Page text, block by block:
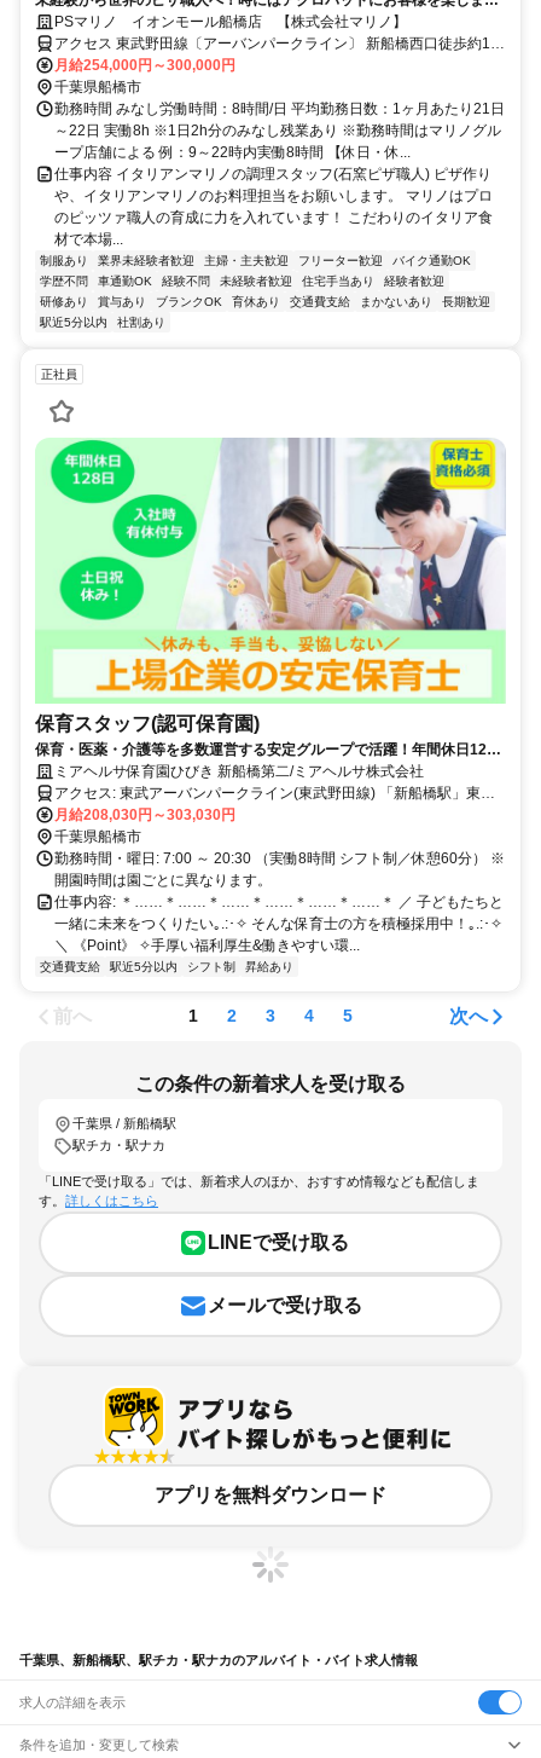
るエンターテイメントな調理staff
PSマリノ イオンモール船橋店 【株式会社マリノ】
アクセス 東武野田線〔アーバンパークライン〕 新船橋西口徒歩約1
分、東葉高速線 東海神T4口徒歩約9分、京成本線 海神徒歩約16分
「新船橋駅」スグ ※車通勤可（店舗による）【受動喫煙防止措置】
敷地内禁煙 （喫煙所/勤務地により異なる）
月給254,000円～300,000円
千葉県船橋市
勤務時間 みなし労働時間：8時間/日 平均勤務日数：1ヶ月あたり21日
～22日 実働8h ※1日2h分のみなし残業あり ※勤務時間はマリノグル
ープ店舗による 例：9～22時内実働8時間 【休日・休...
仕事内容 イタリアンマリノの調理スタッフ(石窯ピザ職人) ピザ作り
や、イタリアンマリノのお料理担当をお願いします。 マリノはプロ
のピッツァ職人の育成に力を入れています！ こだわりのイタリア食
材で本場...
制服あり 業界未経験者歓迎 主婦・主夫歓迎 フリーター歓迎
バイク通勤OK
学歴不問
車通勤OK 経験不問 未経験者歓迎 住宅手当あり
経験者歓迎
研修あり
賞与あり ブランクOK 育休あり 交通費支給 まかないあり
長期歓迎
駅近5分以内
社割あり
正社員
保育スタッフ(認可保育園)
保育・医薬・介護等を多数運営する安定グループで活躍！年間休日128
日以上／手厚い福利厚生あり
ミアヘルサ保育園ひびき 新船橋第二/ミアヘルサ株式会社
アクセス: 東武アーバンパークライン(東武野田線) 「新船橋駅」東口
徒歩1分
月給208,030円～303,030円
千葉県船橋市
勤務時間・曜日: 7:00 ～ 20:30 （実働8時間 シフト制／休憩60分） ※
開園時間は園ごとに異なります。
仕事内容: ＊……＊……＊……＊……＊……＊……＊ ／ 子どもたちと
一緒に未来をつくりたい｡.:･✧ そんな保育士の方を積極採用中！｡.:･✧
＼ 《Point》 ✧手厚い福利厚生&働きやすい環...
交通費支給 駅近5分以内 シフト制 昇給あり
前へ 1 2 3 4 5 次へ
この条件の新着求人を受け取る
千葉県 / 新船橋駅
駅チカ・駅ナカ
「LINEで受け取る」では、新着求人のほか、おすすめ情報なども配信しま
す。 詳しくはこちら
LINEで受け取る
メールで受け取る
アプリを無料ダウンロード
千葉県、新船橋駅、駅チカ・駅ナカのアルバイト・バイト求人情報
求人の詳細を表示
条件を追加・変更して検索